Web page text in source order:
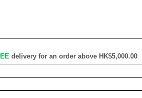
delivery for an order above HK$5,000.00